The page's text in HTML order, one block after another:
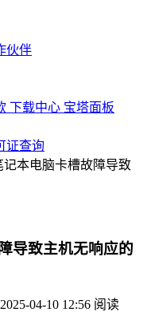
伙伴
下载中心 宝塔面板
证查询
记本电脑卡槽故障导致
导致主机无响应的
04-10 12:56 阅读